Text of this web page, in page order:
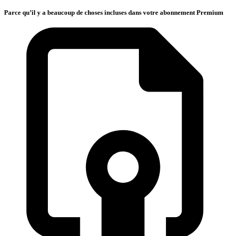
Parce qu’il y a beaucoup de choses incluses dans votre abonnement Premium